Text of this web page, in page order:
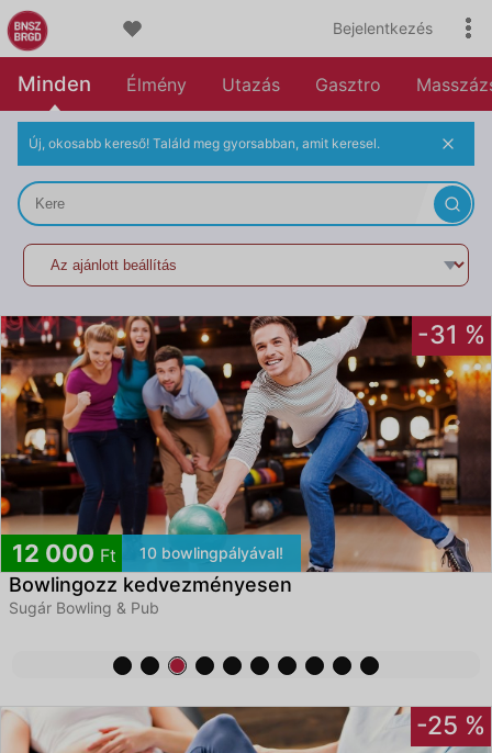
Bejelentkezés
Minden Élmény Utazás Gasztro
Új, okosabb kereső! Találd meg gyorsabban, amit keresel.
MÁR CSAK 13 DARAB -10 %
11 700Ft Homokos strand & Beach bar
Jet-skizés Budapest mellett
4,8/5Code27 Jet-ski Club
-25 %